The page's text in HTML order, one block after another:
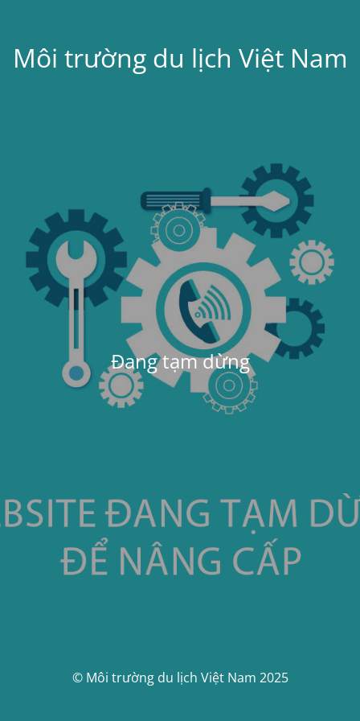
Môi trường du lịch Việt Nam
Đang tạm dừng
© Môi trường du lịch Việt Nam 2025